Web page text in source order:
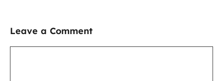
Leave a Comment